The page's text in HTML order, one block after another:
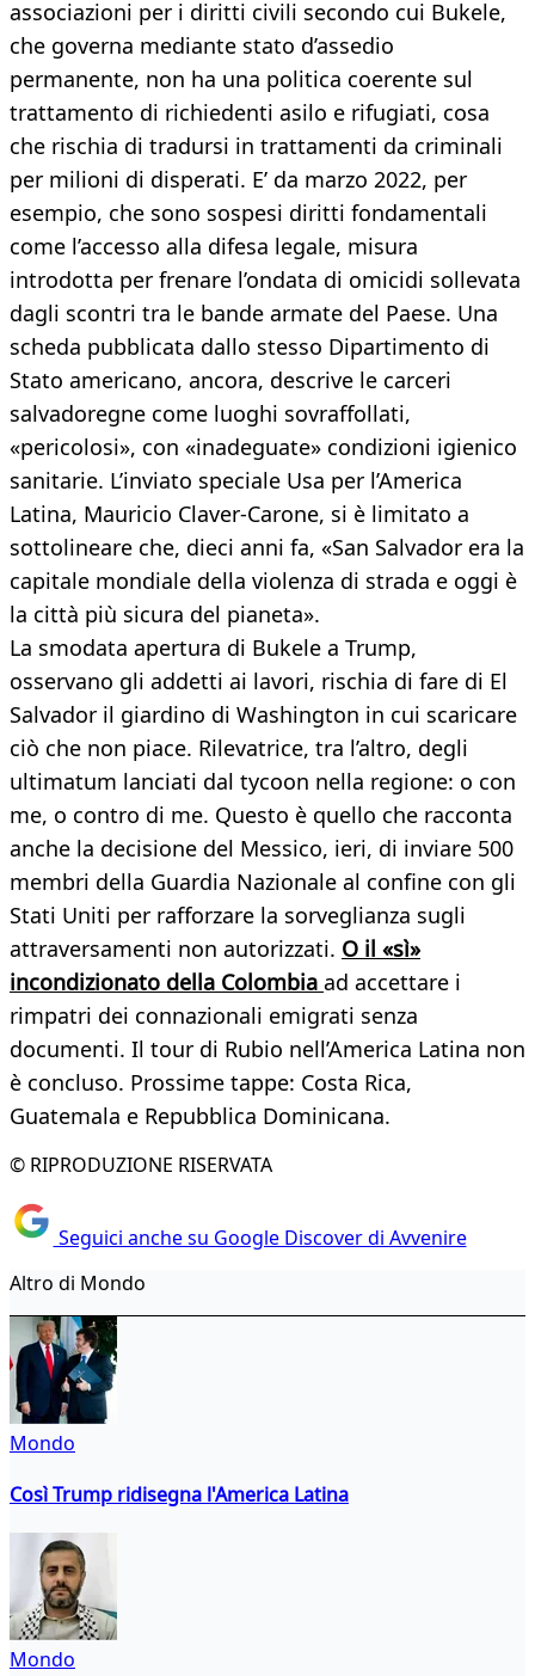
associazioni per i diritti civili secondo cui Bukele,
che governa mediante stato d’assedio
permanente, non ha una politica coerente sul
trattamento di richiedenti asilo e rifugiati, cosa
che rischia di tradursi in trattamenti da criminali
per milioni di disperati. E’ da marzo 2022, per
esempio, che sono sospesi diritti fondamentali
come l’accesso alla difesa legale, misura
introdotta per frenare l’ondata di omicidi sollevata
dagli scontri tra le bande armate del Paese. Una
scheda pubblicata dallo stesso Dipartimento di
Stato americano, ancora, descrive le carceri
salvadoregne come luoghi sovraffollati,
«pericolosi», con «inadeguate» condizioni igienico
sanitarie. L’inviato speciale Usa per l’America
Latina, Mauricio Claver-Carone, si è limitato a
sottolineare che, dieci anni fa, «San Salvador era la
capitale mondiale della violenza di strada e oggi è
la città più sicura del pianeta».
La smodata apertura di Bukele a Trump,
osservano gli addetti ai lavori, rischia di fare di El
Salvador il giardino di Washington in cui scaricare
ciò che non piace. Rilevatrice, tra l’altro, degli
ultimatum lanciati dal tycoon nella regione: o con
me, o contro di me. Questo è quello che racconta
anche la decisione del Messico, ieri, di inviare 500
membri della Guardia Nazionale al confine con gli
Stati Uniti per rafforzare la sorveglianza sugli
attraversamenti non autorizzati. O il «sì»
incondizionato della Colombia ad accettare i
rimpatri dei connazionali emigrati senza
documenti. Il tour di Rubio nell’America Latina non
è concluso. Prossime tappe: Costa Rica,
Guatemala e Repubblica Dominicana.
© RIPRODUZIONE RISERVATA
Seguici anche su Google Discover di Avvenire
Altro di Mondo
Mondo
Così Trump ridisegna l'America Latina
Mondo